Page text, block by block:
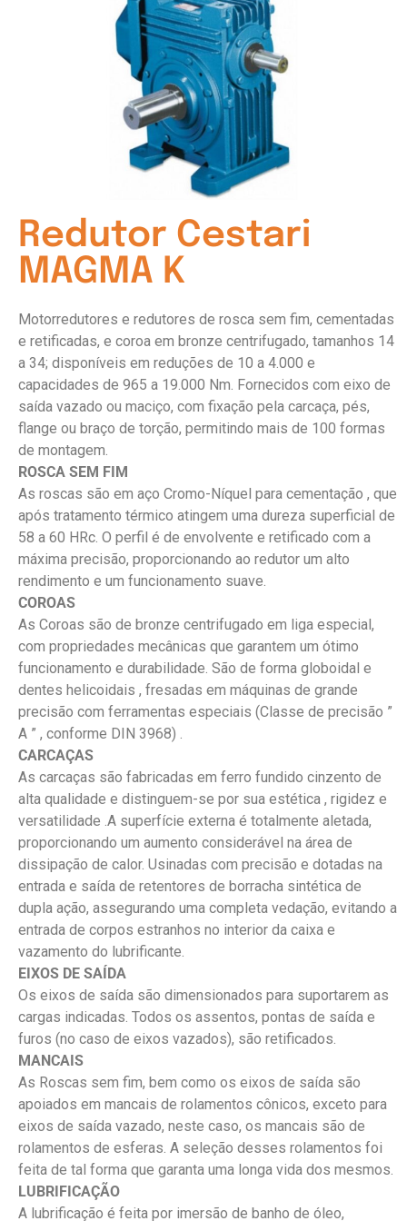
Redutor Cestari
MAGMA K
Motorredutores e redutores de rosca sem fim, cementadas
e retificadas, e coroa em bronze centrifugado, tamanhos 14
a 34; disponíveis em reduções de 10 a 4.000 e
capacidades de 965 a 19.000 Nm. Fornecidos com eixo de
saída vazado ou maciço, com fixação pela carcaça, pés,
flange ou braço de torção, permitindo mais de 100 formas
de montagem.
ROSCA SEM FIM
As roscas são em aço Cromo-Níquel para cementação , que
após tratamento térmico atingem uma dureza superficial de
58 a 60 HRc. O perfil é de envolvente e retificado com a
máxima precisão, proporcionando ao redutor um alto
rendimento e um funcionamento suave.
COROAS
As Coroas são de bronze centrifugado em liga especial,
com propriedades mecânicas que garantem um ótimo
funcionamento e durabilidade. São de forma globoidal e
dentes helicoidais , fresadas em máquinas de grande
precisão com ferramentas especiais (Classe de precisão ”
A ” , conforme DIN 3968) .
CARCAÇAS
As carcaças são fabricadas em ferro fundido cinzento de
alta qualidade e distinguem-se por sua estética , rigidez e
versatilidade .A superfície externa é totalmente aletada,
proporcionando um aumento considerável na área de
dissipação de calor. Usinadas com precisão e dotadas na
entrada e saída de retentores de borracha sintética de
dupla ação, assegurando uma completa vedação, evitando a
entrada de corpos estranhos no interior da caixa e
vazamento do lubrificante.
EIXOS DE SAÍDA
Os eixos de saída são dimensionados para suportarem as
cargas indicadas. Todos os assentos, pontas de saída e
furos (no caso de eixos vazados), são retificados.
MANCAIS
As Roscas sem fim, bem como os eixos de saída são
apoiados em mancais de rolamentos cônicos, exceto para
eixos de saída vazado, neste caso, os mancais são de
rolamentos de esferas. A seleção desses rolamentos foi
feita de tal forma que garanta uma longa vida dos mesmos.
LUBRIFICAÇÃO
A lubrificação é feita por imersão de banho de óleo,